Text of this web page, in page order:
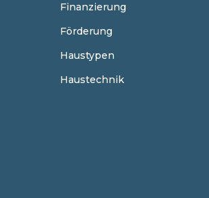
Finanzierung
Förderung
Haustypen
Haustechnik